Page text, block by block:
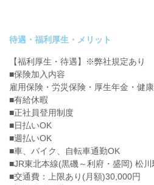
待遇・福利厚生・メリット
【福利厚生・待遇】※弊社規定あり
■保険加入内容
雇用保険・労災保険・厚生年金・健
■有給休暇
■正社員登用制度
■日払いOK
■週払いOK
■車、バイク、自転車通勤OK
■JR東北本線(黒磯～利府・盛岡) 松
■交通費：上限あり(月額)30,000円